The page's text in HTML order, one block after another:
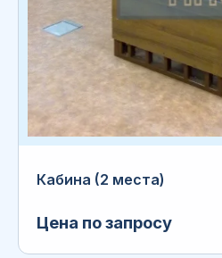
Кабина (2 места)
Цена по запросу